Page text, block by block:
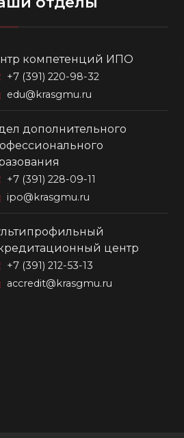
компетенций ИПО
+7 (391) 220-98-32
edu@krasgmu.ru
дополнительного
+7 (391) 228-09-11
ipo@krasgmu.ru
центр
+7 (391) 212-53-13
accredit@krasgmu.ru